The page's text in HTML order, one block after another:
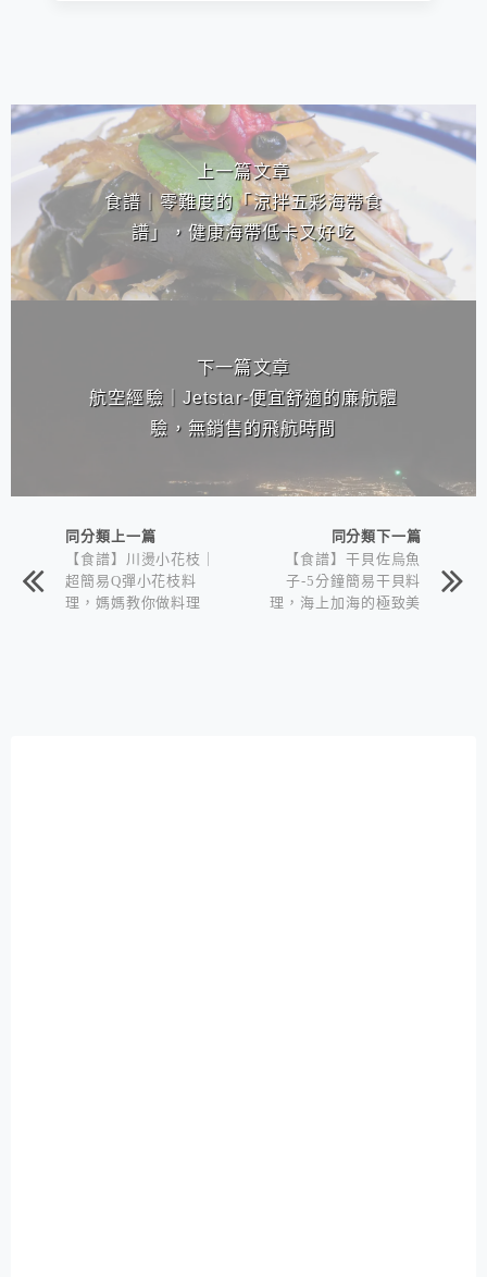
相連文章
上一篇文章
食譜｜零難度的「涼拌五彩海帶食
譜」，健康海帶低卡又好吃
下一篇文章
航空經驗｜Jetstar-便宜舒適的廉航體
驗，無銷售的飛航時間
同分類上一篇
【食譜】川燙小花枝｜
超簡易Q彈小花枝料
理，媽媽教你做料理
同分類下一篇
【食譜】干貝佐烏魚
子-5分鐘簡易干貝料
理，海上加海的極致美